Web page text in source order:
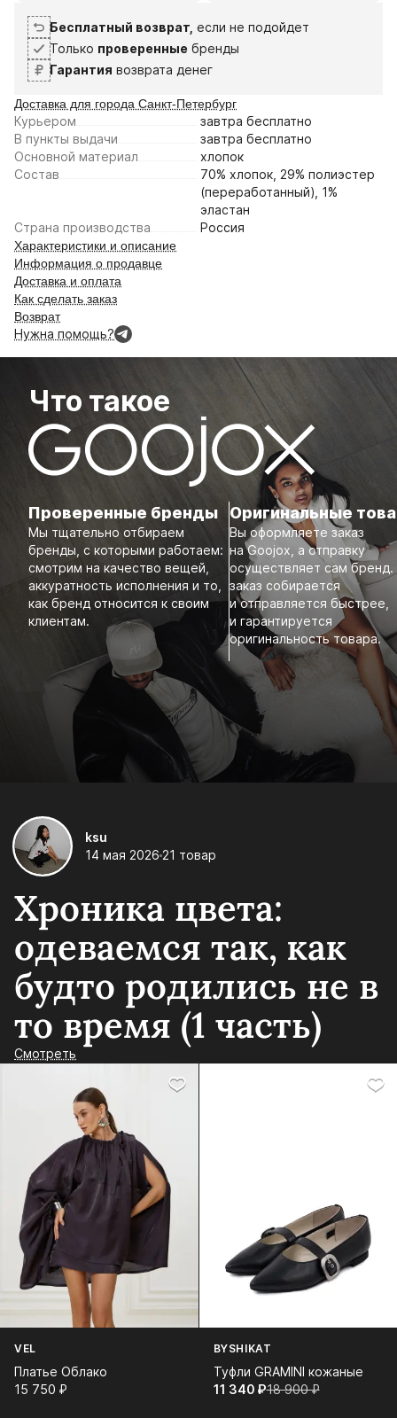
Бесплатный возврат, если не подойдет
Только проверенные бренды
Гарантия возврата денег
Доставка для города Санкт-Петербург
Курьером завтра бесплатно
В пункты выдачи
завтра бесплатно
Основной материал
хлопок
Состав
70% хлопок, 29% полиэстер
(переработанный), 1%
эластан
Страна производства
Россия
Характеристики и описание
Информация о продавце
Доставка и оплата
Как сделать заказ
Возврат
Нужна помощь?
Что такое
Проверенные бренды
Мы тщательно отбираем
бренды, с которыми работаем:
смотрим на качество вещей,
аккуратность исполнения и то,
как бренд относится к своим
клиентам.
Оригинальные
Вы оформляете заказ
на Goojox, а отправку
осуществляет сам бренд.
заказ собирается
и отправляется быстрее,
и гарантируется
оригинальность товара.
ksu
14 мая 2026 21 товар
Хроника цвета:
одеваемся так, как
будто родились не в
то время (1 часть)
Смотреть
VEL
Платье Облако
15 750⁠ ⁠₽
BYSHIKAT
Туфли GRAMINI кожаные
11 340⁠ ⁠₽18 900⁠ ⁠₽